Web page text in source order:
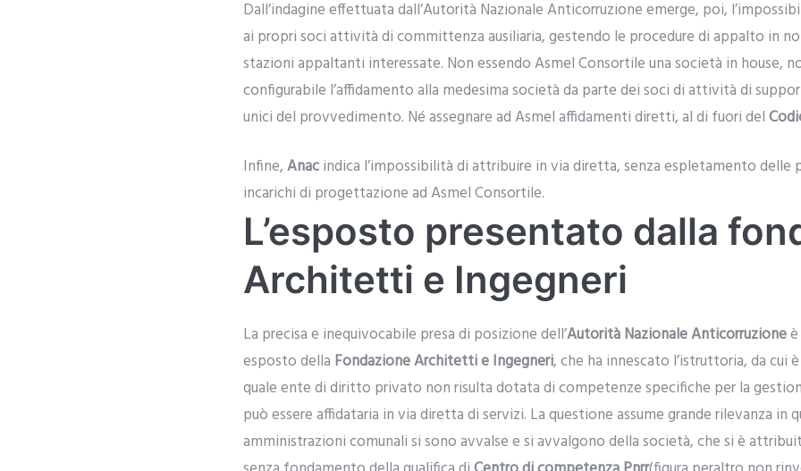
Dall’indagine effettuata dall’Autorità Nazionale Anticorruzione emerge, poi,
ai propri soci attività di committenza ausiliaria, gestendo le procedure di appalto in
stazioni appaltanti interessate. Non essendo Asmel Consortile una società in house,
configurabile l’affidamento alla medesima società da parte dei soci di attività di
unici del provvedimento. Né assegnare ad Asmel affidamenti diretti, al di fuori del
Infine,Anacindica l’impossibilità di attribuire in via diretta, senza espletamento delle
incarichi di progettazione ad Asmel Consortile.
L’esposto presentato dalla
Architetti e Ingegneri
La precisa e inequivocabile presa di posizione dell’Autorità Nazionale Anticorruzione
esposto della Fondazione Architetti e Ingegneri, che ha innescato l’istruttoria, da cui
quale ente di diritto privato non risulta dotata di competenze specifiche per la
può essere affidataria in via diretta di servizi. La questione assume grande rilevanza in
amministrazioni comunali si sono avvalse e si avvalgono della società, che si è